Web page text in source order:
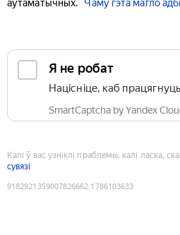
аўтаматычных.
Чаму гэта магло
Я не робат
Націсніце, каб працягнуць
SmartCaptcha by Yandex
Калі ў вас узніклі праблемы, калі ласка,
сувязі
9182921359007826662:1786103633